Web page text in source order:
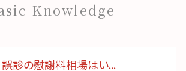
Knowledge
誤診の慰謝料相場はい...